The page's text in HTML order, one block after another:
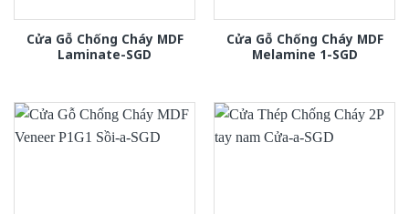
Cửa Gỗ Chống Cháy MDF
Laminate-SGD
Cửa Gỗ Chống Cháy MDF
Melamine 1-SGD